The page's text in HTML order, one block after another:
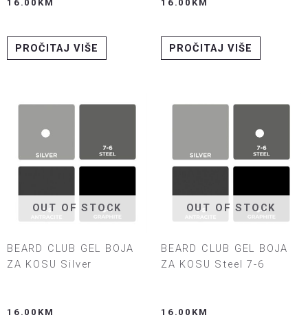
16.00 KM
PROČITAJ VIŠE
16.00 KM
PROČITAJ VIŠE
OUT OF STOCK
BEARD CLUB GEL BOJA
ZA KOSU Silver
16.00 KM
OUT OF STOCK
BEARD CLUB GEL BOJA
ZA KOSU Steel 7-6
16.00 KM